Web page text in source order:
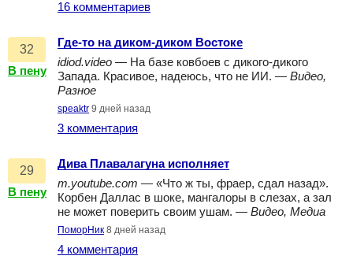
16 комментариев
32
В пену
Где-то на диком-диком Востоке
idiod.video — На базе ковбоев с дикого-дикого
Запада. Красивое, надеюсь, что не ИИ. — Видео,
Разное
speaktr 9 дней назад
3 комментария
29
В пену
Дива Плавалагуна исполняет
m.youtube.com — «Что ж ты, фраер, сдал назад».
Корбен Даллас в шоке, мангалоры в слезах, а зал
не может поверить своим ушам. — Видео, Медиа
ПоморНик 8 дней назад
4 комментария